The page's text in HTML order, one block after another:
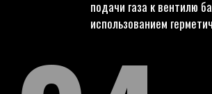
подачи газа к вентилю
использованием